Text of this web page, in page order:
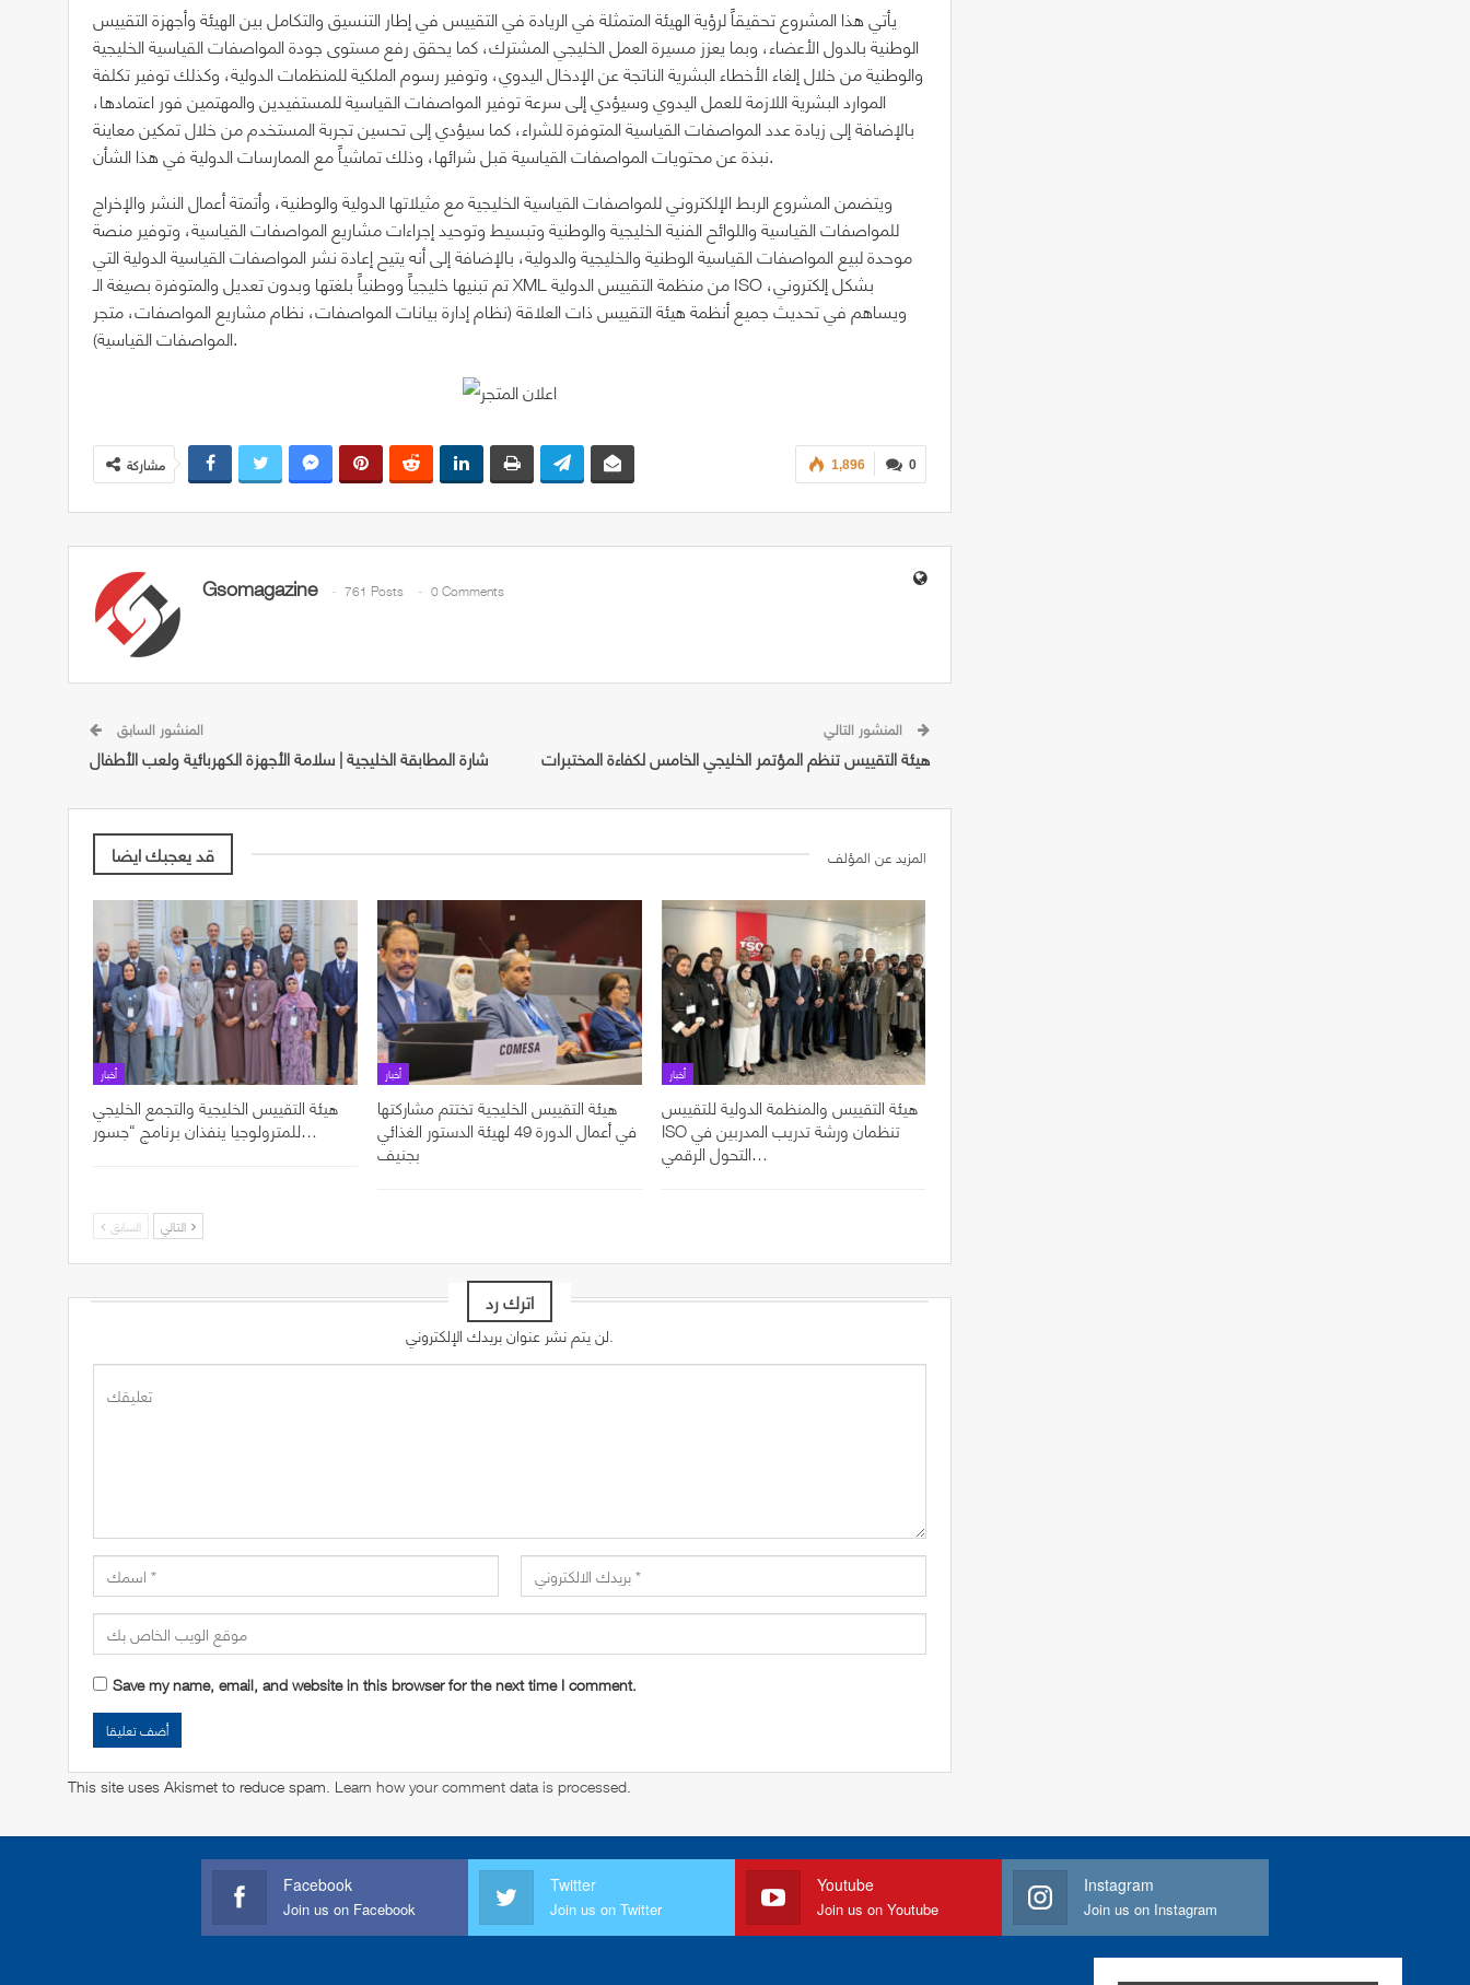
يأتي هذا المشروع تحقيقاً لرؤية الهيئة المتمثلة في الريادة في التقييس في إطار التنسيق والتكامل بين الهيئة وأجهزة التقييس
الوطنية بالدول الأعضاء، وبما يعزز مسيرة العمل الخليجي المشترك، كما يحقق رفع مستوى جودة المواصفات القياسية الخليجية
والوطنية من خلال إلغاء الأخطاء البشرية الناتجة عن الإدخال اليدوي، وتوفير رسوم الملكية للمنظمات الدولية، وكذلك توفير تكلفة
الموارد البشرية اللازمة للعمل اليدوي وسيؤدي إلى سرعة توفير المواصفات القياسية للمستفيدين والمهتمين فور اعتمادها،
بالإضافة إلى زيادة عدد المواصفات القياسية المتوفرة للشراء، كما سيؤدي إلى تحسين تجربة المستخدم من خلال تمكين معاينة
نبذة عن محتويات المواصفات القياسية قبل شرائها، وذلك تماشياً مع الممارسات الدولية في هذا الشأن.
ويتضمن المشروع الربط الإلكتروني للمواصفات القياسية الخليجية مع مثيلاتها الدولية والوطنية، وأتمتة أعمال النشر والإخراج
للمواصفات القياسية واللوائح الفنية الخليجية والوطنية وتبسيط وتوحيد إجراءات مشاريع المواصفات القياسية، وتوفير منصة
موحدة لبيع المواصفات القياسية الوطنية والخليجية والدولية، بالإضافة إلى أنه يتيح إعادة نشر المواصفات القياسية الدولية التي
تم تبنيها خليجياً ووطنياً بلغتها وبدون تعديل والمتوفرة بصيغة الـ XML من منظمة التقييس الدولية ISO بشكل إلكتروني،
ويساهم في تحديث جميع أنظمة هيئة التقييس ذات العلاقة (نظام إدارة بيانات المواصفات، نظام مشاريع المواصفات، متجر
المواصفات القياسية).
0
1,896 مشاركة
Gsomagazine 761 Posts 0 Comments
المنشور السابق
شارة المطابقة الخليجية | سلامة الأجهزة الكهربائية ولعب الأطفال
المنشور التالي
هيئة التقييس تنظم المؤتمر الخليجي الخامس لكفاءة المختبرات
قد يعجبك ايضا المزيد عن المؤلف
أخبار
هيئة التقييس الخليجية والتجمع الخليجي
للمترولوجيا ينفذان برنامج “جسور…
أخبار
هيئة التقييس الخليجية تختتم مشاركتها
في أعمال الدورة 49 لهيئة الدستور الغذائي
بجنيف
أخبار
هيئة التقييس والمنظمة الدولية للتقييس
ISO تنظمان ورشة تدريب المدربين في
التحول الرقمي…
السابق
اترك رد
لن يتم نشر عنوان بريدك الإلكتروني.
Save my name, email, and website in this browser for the next time I comment.
This site uses Akismet to reduce spam. Learn how your comment data is processed.
Facebook
Join us on Facebook
Twitter
Join us on Twitter
Youtube
Join us on Youtube
Instagram
Join us on Instagram